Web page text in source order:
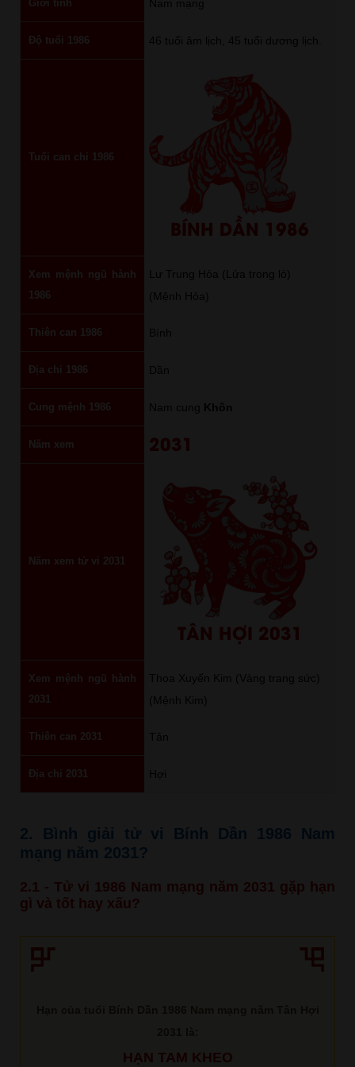
Giới tính Nam mạng
Độ tuổi 1986 46 tuổi âm lịch, 45 tuổi dương lịch.
Tuổi can chi 1986
BÍNH DẦN 1986
Xem mệnh ngũ hành
1986
Lư Trung Hỏa (Lửa trong lò)
(Mệnh Hỏa)
Thiên can 1986 Bính
Địa chi 1986 Dần
Cung mệnh 1986 Nam cung Khôn
Năm xem 2031
Năm xem tử vi 2031
TÂN HỢI 2031
Xem mệnh ngũ hành
2031
Thoa Xuyến Kim (Vàng trang sức)
(Mệnh Kim)
Thiên can 2031 Tân
Địa chi 2031 Hợi
2. Bình giải tử vi Bính Dần 1986 Nam
mạng năm 2031?
2.1 - Tử vi 1986 Nam mạng năm 2031 gặp hạn
gì và tốt hay xấu?
HẠN TAM KHEO